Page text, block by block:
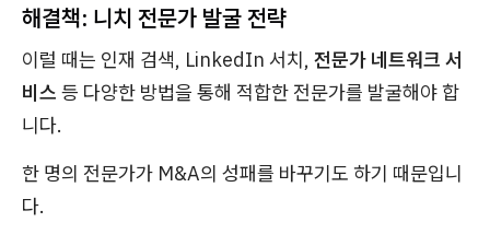
해결책: 니치 전문가 발굴 전략
이럴 때는 인재 검색, LinkedIn 서치, 전문가 네트워크 서
비스 등 다양한 방법을 통해 적합한 전문가를 발굴해야 합
니다.
한 명의 전문가가 M&A의 성패를 바꾸기도 하기 때문입니
다.